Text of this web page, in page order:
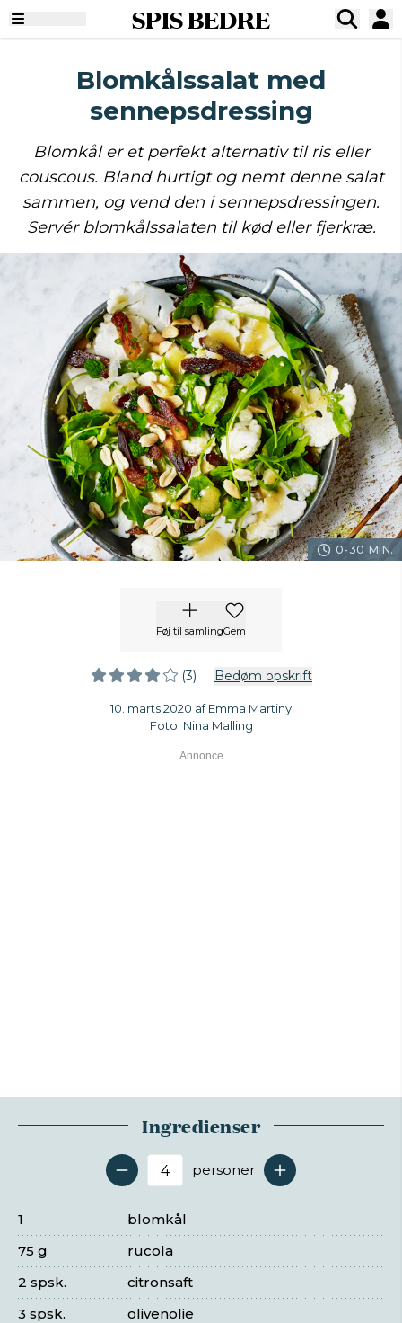
SPIS BEDRE
Blomkålssalat med
sennepsdressing
Blomkål er et perfekt alternativ til ris eller
couscous. Bland hurtigt og nemt denne salat
sammen, og vend den i sennepsdressingen.
Servér blomkålssalaten til kød eller fjerkræ.
0-30 MIN.
Føj til samlingGem
(3) Bedøm opskrift
10. marts 2020 af Emma Martiny
Foto: Nina Malling
Ingredienser
Antal serveringer
personer
blomkål
1
rucola
75 g
citronsaft
2 spsk.
olivenolie
3 spsk.